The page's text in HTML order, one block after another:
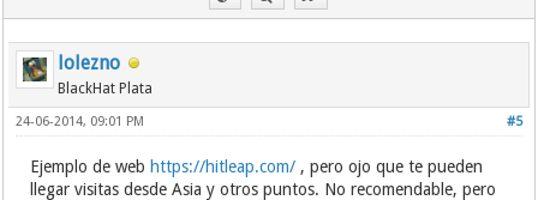
lolezno
BlackHat Plata
#5
24-06-2014, 09:01 PM
Ejemplo de webhttps://hitleap.com/ , pero ojo que te pueden
llegar visitas desde Asia y otros puntos. No recomendable, pero